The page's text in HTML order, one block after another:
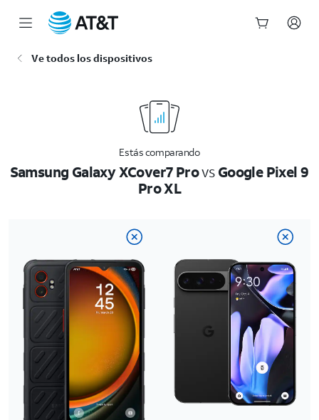
Ve todos los dispositivos
Estás comparando
Samsung Galaxy XCover7 ProvsGoogle Pixel 9
Pro XL